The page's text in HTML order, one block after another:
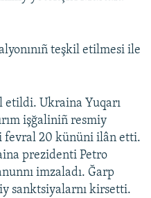
teşkil etilmesi ile
etildi. Ukraina Yuqarı
işğaliniñ resmiy
fevral 20 kününi ilân etti.
prezidenti Petro
imzaladı. Ğarp
sanktsiyalarnı kirsetti.